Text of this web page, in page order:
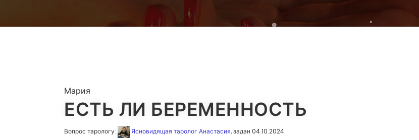
Мария
ЕСТЬ ЛИ БЕРЕМЕННОСТЬ
Вопрос тарологу: Ясновидящая таролог Анастасия, задан 04.10.2024